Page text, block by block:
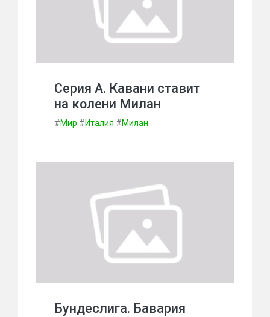
Серия А. Кавани ставит
на колени Милан
#Мир #Италия #Милан
Бундеслига. Бавария